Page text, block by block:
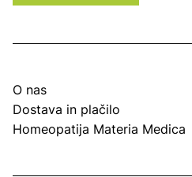
O nas
Dostava in plačilo
Homeopatija Materia Medica